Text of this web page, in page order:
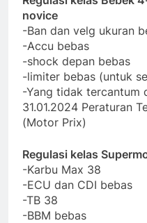
novice
-Ban dan velg ukuran
-Accu bebas
-shock depan bebas
-limiter bebas (untuk
-Yang tidak tercantum
31.01.2024 Peraturan
(Motor Prix)
Regulasi kelas
-Karbu Max 38
-ECU dan CDI bebas
-TB 38
-BBM bebas